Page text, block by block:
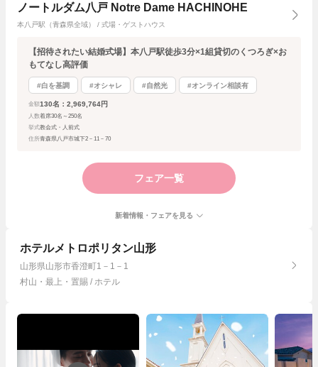
ノートルダム八戸 Notre Dame HACHINOHE
本八戸駅（青森県全域） / 式場・ゲストハウス
【招待されたい結婚式場】本八戸駅徒歩3分×1組貸切のくつろぎ×お
もてなし高評価
#白を基調 #オシャレ #自然光 #オンライン相談有
金額 130名：2,969,764円
人数着席30名～250名
挙式教会式・人前式
住所青森県八戸市城下2－11－70
フェア一覧
新着情報・フェアを見る
ホテルメトロポリタン山形
山形県山形市香澄町1－1－1
村山・最上・置賜 / ホテル